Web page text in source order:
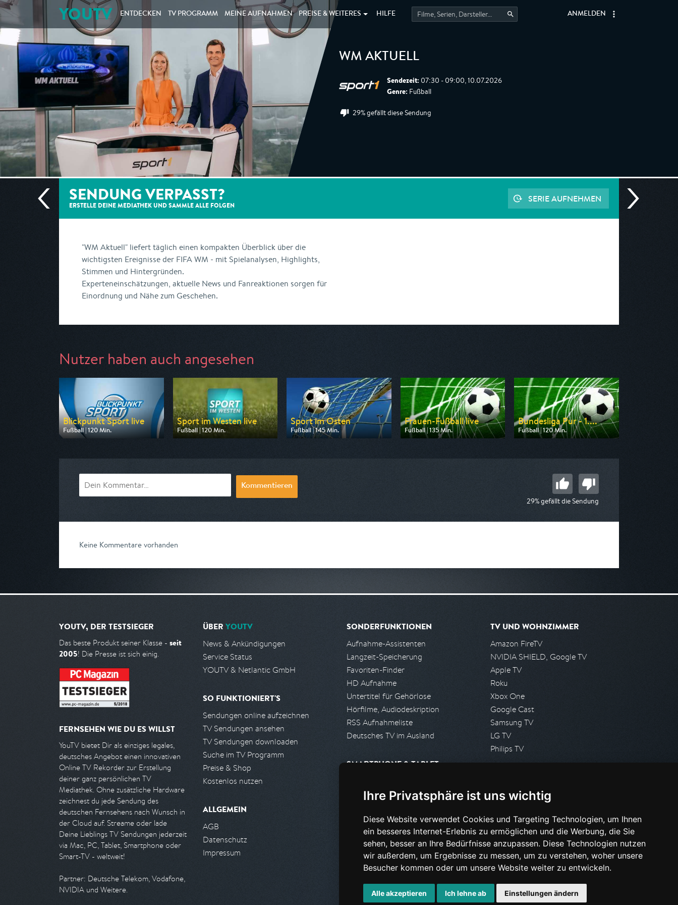
Ihre Privatsphäre ist uns wichtig
Diese Website verwendet Cookies und Targeting Technologien, um Ihnen
ein besseres Internet-Erlebnis zu ermöglichen und die Werbung, die Sie
sehen, besser an Ihre Bedürfnisse anzupassen. Diese Technologien nutzen
wir außerdem, um Ergebnisse zu messen, um zu verstehen, woher unsere
Besucher kommen oder um unsere Website weiter zu entwickeln.
Alle akzeptieren Ich lehne ab Einstellungen ändern
YOUTV ENTDECKEN TV PROGRAMM MEINE AUFNAHMEN PREISE & WEITERES HILFE ANMELDEN
WM AKTUELL
Sendezeit: 07:30 - 09:00, 10.07.2026
Genre: Fußball
29% gefällt diese Sendung
SENDUNG VERPASST?
ERSTELLE DEINE MEDIATHEK UND SAMMLE ALLE FOLGEN
SERIE AUFNEHMEN
"WM Aktuell" liefert täglich einen kompakten Überblick über die
wichtigsten Ereignisse der FIFA WM - mit Spielanalysen, Highlights,
Stimmen und Hintergründen.
Experteneinschätzungen, aktuelle News und Fanreaktionen sorgen für
Einordnung und Nähe zum Geschehen.
Nutzer haben auch angesehen
Blickpunkt Sport live
Fußball | 120 Min.
Ausgestrahlt von BR
Sport im Westen live
Fußball | 120 Min.
Ausgestrahlt von WDR
Sport im Osten
Fußball | 145 Min.
Ausgestrahlt von MDR
Frauen-Fußball live
Fußball | 135 Min.
Ausgestrahlt von rbb
Bundesliga Pur - 1....
Fußball | 120 Min.
Ausgestrahlt von Sport 1
Kommentieren
29% gefällt die Sendung
Keine Kommentare vorhanden
YOUTV, DER TESTSIEGER
Das beste Produkt seiner Klasse - seit
2005! Die Presse ist sich einig.
FERNSEHEN WIE DU ES WILLST
YouTV bietet Dir als einziges legales,
deutsches Angebot einen innovativen
Online TV Rekorder zur Erstellung
deiner ganz persönlichen TV
Mediathek. Ohne zusätzliche Hardware
zeichnest du jede Sendung des
deutschen Fernsehens nach Wunsch in
der Cloud auf. Streame oder lade
Deine Lieblings TV Sendungen jederzeit
via Mac, PC, Tablet, Smartphone oder
Smart-TV - weltweit!
Partner: Deutsche Telekom, Vodafone,
NVIDIA und Weitere.
ÜBER YOUTV
News & Ankündigungen
Service Status
YOUTV & Netlantic GmbH
SO FUNKTIONIERT'S
Sendungen online aufzeichnen
TV Sendungen ansehen
TV Sendungen downloaden
Suche im TV Programm
Preise & Shop
Kostenlos nutzen
ALLGEMEIN
AGB
Datenschutz
Impressum
SONDERFUNKTIONEN
Aufnahme-Assistenten
Langzeit-Speicherung
Favoriten-Finder
HD Aufnahme
Untertitel für Gehörlose
Hörfilme, Audiodeskription
RSS Aufnahmeliste
Deutsches TV im Ausland
SMARTPHONE & TABLET
Android App
PARTNER
Partnerliste
Partner werden
TV UND WOHNZIMMER
Amazon FireTV
NVIDIA SHIELD, Google TV
Apple TV
Roku
Xbox One
Google Cast
Samsung TV
LG TV
Philips TV
Presseanfrage stellen
HILFE & SUPPORT
Häufig gestellte Fragen
Anfrage stellen